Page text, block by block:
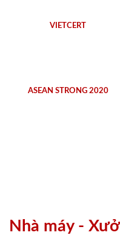
VIETCERT
ASEAN STRONG 2020
Nhà máy -